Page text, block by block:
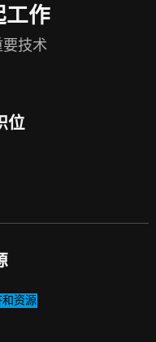
工作
技术
位
资源